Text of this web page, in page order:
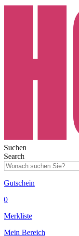
Suchen
Search
Gutschein
0
Merkliste
Mein Bereich